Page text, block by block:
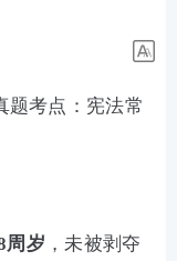
题考点：宪法常
周岁 ，未被剥夺